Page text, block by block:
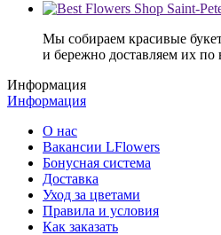
Мы собираем красивые
и бережно доставляем их по
Информация
Информация
О нас
Вакансии LFlowers
Бонусная система
Доставка
Уход за цветами
Правила и условия
Как заказать